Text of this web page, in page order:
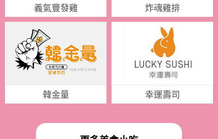
義氣豐發雞 炸魂雞排
韓金量 幸運壽司